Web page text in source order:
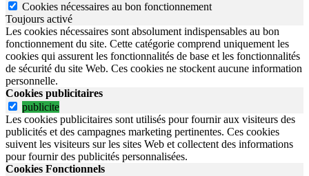
Cookies nécessaires au bon fonctionnement
Toujours activé
Les cookies nécessaires sont absolument indispensables au bon
fonctionnement du site. Cette catégorie comprend uniquement les
cookies qui assurent les fonctionnalités de base et les fonctionnalités
de sécurité du site Web. Ces cookies ne stockent aucune information
personnelle.
Cookies publicitaires
publicite
Les cookies publicitaires sont utilisés pour fournir aux visiteurs des
publicités et des campagnes marketing pertinentes. Ces cookies
suivent les visiteurs sur les sites Web et collectent des informations
pour fournir des publicités personnalisées.
Cookies Fonctionnels